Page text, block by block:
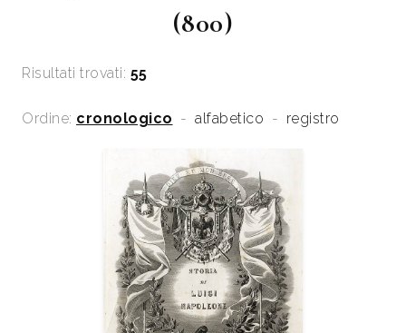
(800)
Risultati trovati: 55
Ordine: cronologico - alfabetico - registro